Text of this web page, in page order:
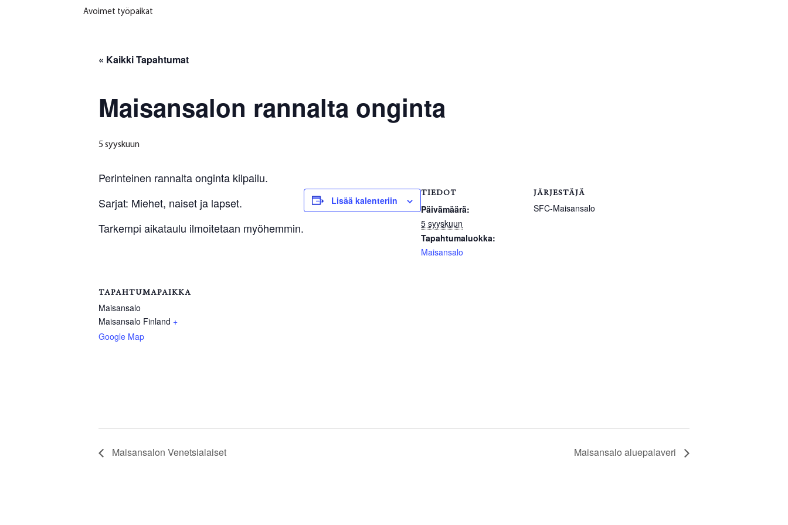
Avoimet työpaikat
« Kaikki Tapahtumat
Maisansalon rannalta onginta
5 syyskuun
Perinteinen rannalta onginta kilpailu.
Sarjat: Miehet, naiset ja lapset.
Tarkempi aikataulu ilmoitetaan myöhemmin.
Lisää kalenteriin
TIEDOT
Päivämäärä:
5 syyskuun
Tapahtumaluokka:
Maisansalo
JÄRJESTÄJÄ
SFC-Maisansalo
TAPAHTUMAPAIKKA
Maisansalo
Maisansalo Finland +
Google Map
Maisansalon Venetsialaiset Maisansalo aluepalaveri